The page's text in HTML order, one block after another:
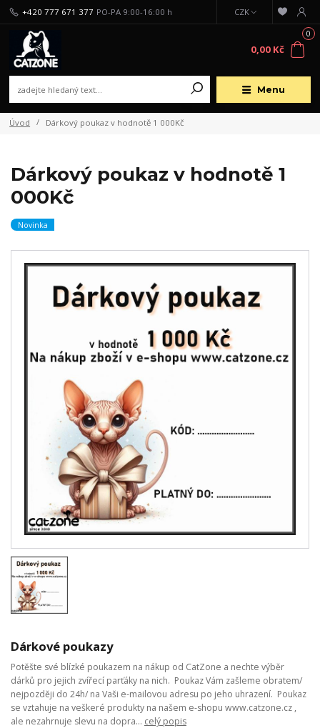
Menu
CZK
+420 777 671 377 PO-PA 9:00-16:00 h
0
0,00 Kč
Úvod Dárkový poukaz v hodnotě 1 000Kč
Dárkový poukaz v hodnotě 1
000Kč
Novinka
Dárkové poukazy
Potěšte své blízké poukazem na nákup od CatZone a nechte výběr
dárků pro jejich zvířecí parťáky na nich. Poukaz Vám zašleme obratem/
nejpozději do 24h/ na Vaši e-mailovou adresu po jeho uhrazení. Poukaz
se vztahuje na veškeré produkty na našem e-shopu www.catzone.cz ,
ale nezahrnuje slevu na dopra... celý popis